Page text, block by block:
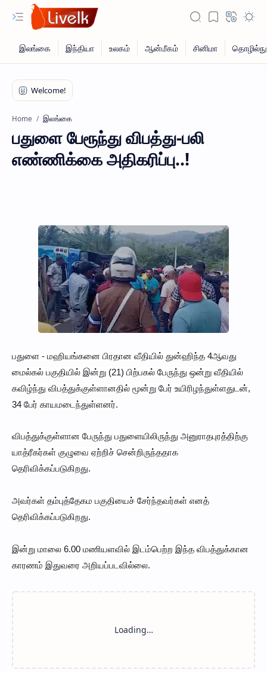
Home இலங்கை
பதுளை பேரூந்து விபத்து-பலி
எண்ணிக்கை அதிகரிப்பு..!
பதுளை - மஹியங்கனை பிரதான வீதியில் துன்ஹிந்த 4ஆவது
மைல்கல் பகுதியில் இன்று (21) பிற்பகல் பேருந்து ஒன்று வீதியில்
கவிழ்ந்து விபத்துக்குள்ளானதில் மூன்று பேர் உயிரிழந்துள்ளதுடன்,
34 பேர் காயமடைந்துள்ளனர்.
விபத்துக்குள்ளான பேருந்து பதுளையிலிருந்து அனுராதபுரத்திற்கு
யாத்ரீகர்கள் குழுவை ஏற்றிச் சென்றிருந்ததாக
தெரிவிக்கப்படுகிறது.
அவர்கள் தம்புத்தேகம பகுதியைச் சேர்ந்தவர்கள் எனத்
தெரிவிக்கப்படுகிறது.
இன்று மாலை 6.00 மணியளவில் இடம்பெற்ற இந்த விபத்துக்கான
காரணம் இதுவரை அறியப்படவில்லை.